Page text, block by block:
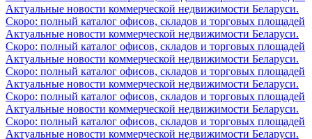
Актуальные новости коммерческой недвижимости Беларуси.
Скоро: полный каталог офисов, складов и торговых площадей
Актуальные новости коммерческой недвижимости Беларуси.
Скоро: полный каталог офисов, складов и торговых площадей
Актуальные новости коммерческой недвижимости Беларуси.
Скоро: полный каталог офисов, складов и торговых площадей
Актуальные новости коммерческой недвижимости Беларуси.
Скоро: полный каталог офисов, складов и торговых площадей
Актуальные новости коммерческой недвижимости Беларуси.
Скоро: полный каталог офисов, складов и торговых площадей
Актуальные новости коммерческой недвижимости Беларуси.